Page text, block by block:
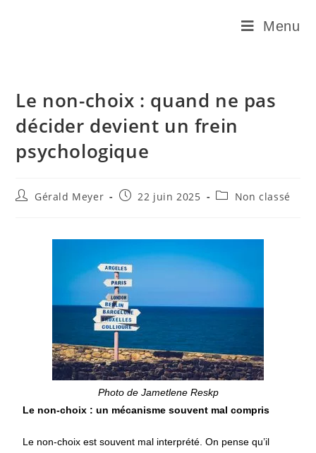
Menu
Le non-choix : quand ne pas
décider devient un frein
psychologique
Gérald Meyer 22 juin 2025 Non classé
Photo de Jametlene Reskp
Le non-choix : un mécanisme souvent mal compris
Le non-choix est souvent mal interprété. On pense qu’il